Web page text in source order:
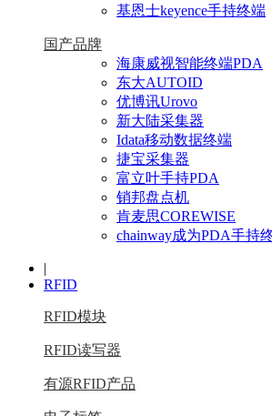
基恩士keyence手持终端
国产品牌
海康威视智能终端PDA
东大AUTOID
优博讯Urovo
新大陆采集器
Idata移动数据终端
捷宝采集器
富立叶手持PDA
销邦盘点机
肯麦思COREWISE
chainway成为PDA手持
|
RFID
RFID模块
RFID读写器
有源RFID产品